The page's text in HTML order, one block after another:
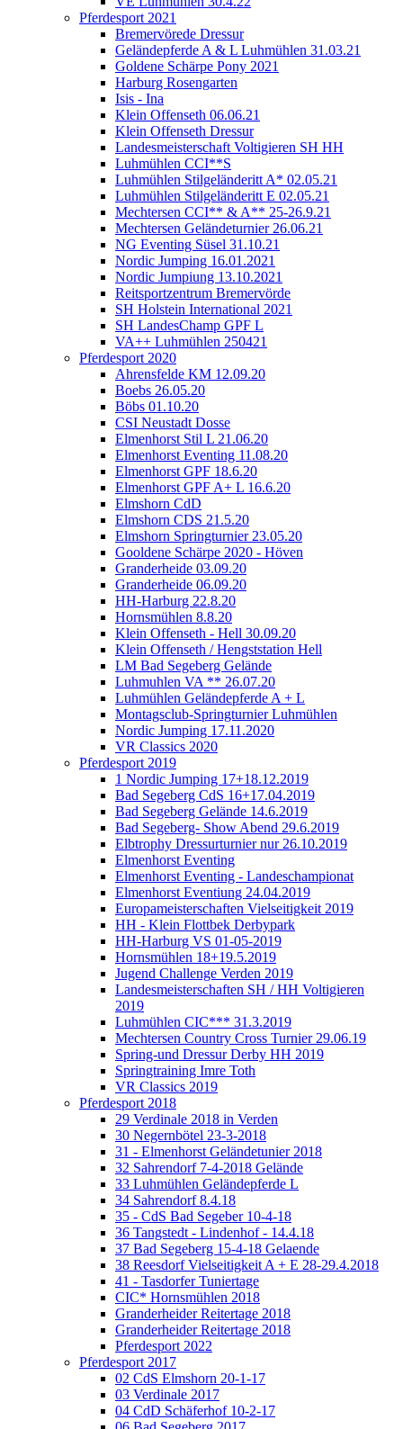
Pferdesport 2021
Bremervörede Dressur
Geländepferde A & L Luhmühlen 31.03.21
Goldene Schärpe Pony 2021
Harburg Rosengarten
Isis - Ina
Klein Offenseth 06.06.21
Klein Offenseth Dressur
Landesmeisterschaft Voltigieren SH HH
Luhmühlen CCI**S
Luhmühlen Stilgeländeritt A* 02.05.21
Luhmühlen Stilgeländeritt E 02.05.21
Mechtersen CCI** & A** 25-26.9.21
Mechtersen Geländeturnier 26.06.21
NG Eventing Süsel 31.10.21
Nordic Jumping 16.01.2021
Nordic Jumpiung 13.10.2021
Reitsportzentrum Bremervörde
SH Holstein International 2021
SH LandesChamp GPF L
VA++ Luhmühlen 250421
Pferdesport 2020
Ahrensfelde KM 12.09.20
Boebs 26.05.20
Böbs 01.10.20
CSI Neustadt Dosse
Elmenhorst Stil L 21.06.20
Elmenhorst Eventing 11.08.20
Elmenhorst GPF 18.6.20
Elmenhorst GPF A+ L 16.6.20
Elmshorn CdD
Elmshorn CDS 21.5.20
Elmshorn Springturnier 23.05.20
Gooldene Schärpe 2020 - Höven
Granderheide 03.09.20
Granderheide 06.09.20
HH-Harburg 22.8.20
Hornsmühlen 8.8.20
Klein Offenseth - Hell 30.09.20
Klein Offenseth / Hengststation Hell
LM Bad Segeberg Gelände
Luhmuhlen VA ** 26.07.20
Luhmühlen Geländepferde A + L
Montagsclub-Springturnier Luhmühlen
Nordic Jumping 17.11.2020
VR Classics 2020
Pferdesport 2019
1 Nordic Jumping 17+18.12.2019
Bad Segeberg CdS 16+17.04.2019
Bad Segeberg Gelände 14.6.2019
Bad Segeberg- Show Abend 29.6.2019
Elbtrophy Dressurturnier nur 26.10.2019
Elmenhorst Eventing
Elmenhorst Eventing - Landeschampionat
Elmenhorst Eventiung 24.04.2019
Europameisterschaften Vielseitigkeit 2019
HH - Klein Flottbek Derbypark
HH-Harburg VS 01-05-2019
Hornsmühlen 18+19.5.2019
Jugend Challenge Verden 2019
Landesmeisterschaften SH / HH Voltigieren
2019
Luhmühlen CIC*** 31.3.2019
Mechtersen Country Cross Turnier 29.06.19
Spring-und Dressur Derby HH 2019
Springtraining Imre Toth
VR Classics 2019
Pferdesport 2018
29 Verdinale 2018 in Verden
30 Negernbötel 23-3-2018
31 - Elmenhorst Geländetunier 2018
32 Sahrendorf 7-4-2018 Gelände
33 Luhmühlen Geländepferde L
34 Sahrendorf 8.4.18
35 - CdS Bad Segeber 10-4-18
36 Tangstedt - Lindenhof - 14.4.18
37 Bad Segeberg 15-4-18 Gelaende
38 Reesdorf Vielseitigkeit A + E 28-29.4.2018
41 - Tasdorfer Tuniertage
CIC* Hornsmühlen 2018
Granderheider Reitertage 2018
Granderheider Reitertage 2018
Pferdesport 2022
Pferdesport 2017
02 CdS Elmshorn 20-1-17
03 Verdinale 2017
04 CdD Schäferhof 10-2-17